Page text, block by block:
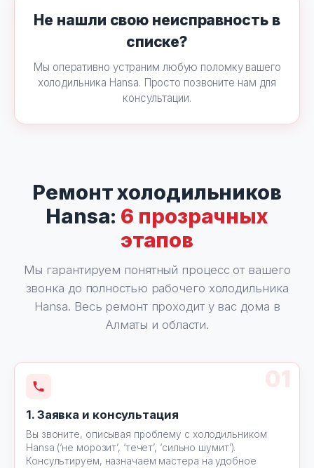
Не нашли свою неисправность в
списке?
Мы оперативно устраним любую поломку вашего
холодильника Hansa. Просто позвоните нам для
консультации.
Ремонт холодильников
Hansa: 6 прозрачных
этапов
Мы гарантируем понятный процесс от вашего
звонка до полностью рабочего холодильника
Hansa. Весь ремонт проходит у вас дома в
Алматы и области.
1. Заявка и консультация
Вы звоните, описывая проблему с холодильником
Hansa (‘не морозит’, ‘течет’, ‘сильно шумит’).
Консультируем, назначаем мастера на удобное